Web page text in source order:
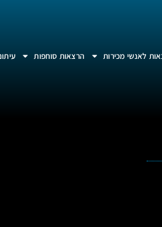
לאנשי מכירות הרצאות סוחפות